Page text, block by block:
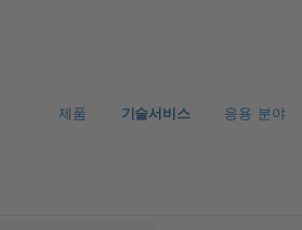
제품 기술서비스 응용 분야